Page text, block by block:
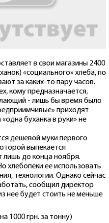
в свои магазины 2400
«социального» хлеба, по
за каких-то пару часов.
кому предназначается,
- лишь бы время было
приходят
буханка в руки» не
дешевой муки первого
выпекается
лишь до конца ноября.
хлебопеки ее использовать
технологии. Однако сейчас
сообщил директор
нее будет стоить не меньше
1000 грн. за тонну)